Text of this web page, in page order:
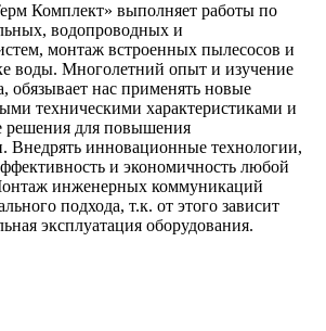
Комплект» выполняет работы по
водопроводных и
монтаж встроенных пылесосов и
воды. Многолетний опыт и изучение
обязывает нас применять новые
техническими характеристиками и
решения для повышения
Внедрять инновационные технологии,
и экономичность любой
инженерных коммуникаций
подхода, т.к. от этого зависит
эксплуатация оборудования.